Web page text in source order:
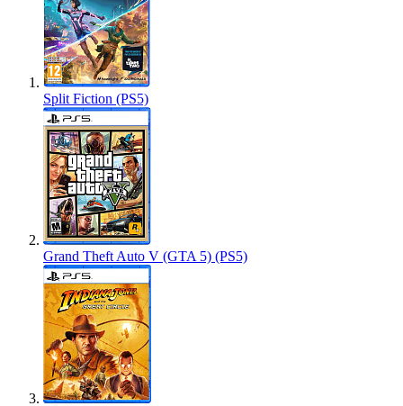
Split Fiction (PS5)
Grand Theft Auto V (GTA 5) (PS5)